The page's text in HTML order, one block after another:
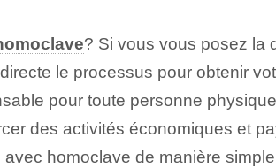
? Si vous vous posez la
le processus pour obtenir
⁤pour toute personne
des activités économiques et
homoclave de manière